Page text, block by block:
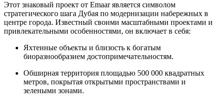
Этот знаковый проект от Emaar является символом
стратегического шага Дубая по модернизации набережных в
центре города. Известный своими масштабными проектами и
привлекательными особенностями, он включает в себя:
Яхтенные объекты и близость к богатым
биоразнообразием достопримечательностям.
Обширная территория площадью 500 000 квадратных
метров, покрытая открытыми пространствами и
зелеными зонами.